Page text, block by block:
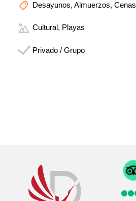
Desayunos, Almuerzos, Cenas
Cultural, Playas
Privado / Grupo